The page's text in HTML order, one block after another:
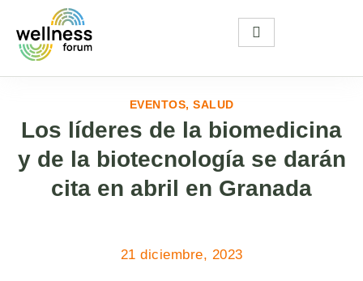
EVENTOS, SALUD
Los líderes de la biomedicina
y de la biotecnología se darán
cita en abril en Granada
21 diciembre, 2023